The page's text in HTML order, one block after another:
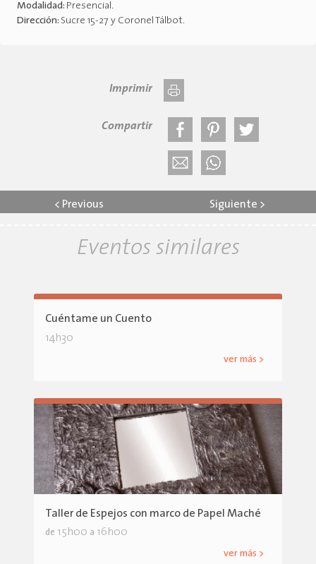
Modalidad: Presencial.
Dirección: Sucre 15-27 y Coronel Tálbot.
Imprimir
Compartir
< Previous Siguiente >
Eventos similares
Cuéntame un Cuento
14h30
ver más >
Taller de Espejos con marco de Papel Maché
de 15h00 a 16h00
ver más >